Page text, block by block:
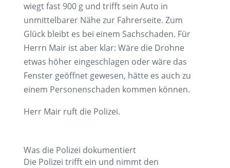
wiegt fast 900 g und trifft sein Auto in
unmittelbarer Nähe zur Fahrerseite. Zum
Glück bleibt es bei einem Sachschaden. Für
Herrn Mair ist aber klar: Wäre die Drohne
etwas höher eingeschlagen oder wäre das
Fenster geöffnet gewesen, hätte es auch zu
einem Personenschaden kommen können.
Herr Mair ruft die Polizei.
Was die Polizei dokumentiert
Die Polizei trifft ein und nimmt den